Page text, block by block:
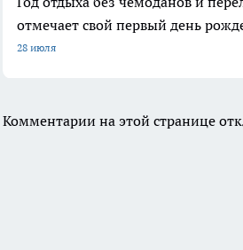
отмечает свой первый день
28 июля
Комментарии на этой странице